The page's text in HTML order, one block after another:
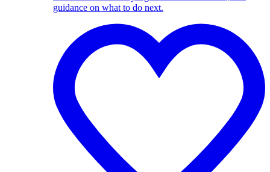
guidance on what to do next.